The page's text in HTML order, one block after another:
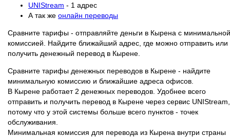
UNIStream - 1 адрес
А так же онлайн переводы
Сравните тарифы - отправляйте деньги в Кырена с минимальной
комиссией. Найдите ближайший адрес, где можно отправить или
получить денежный перевод в Кырене.
Сравните тарифы денежных переводов в Кырене - найдите
минимальную комиссию и ближайшие адреса офисов.
В Кырене работает 2 денежных переводов. Удобнее всего
отправить и получить перевод в Кырене через сервис UNIStream,
потому что у этой системы больше всего пунктов - точек
обслуживания.
Минимальная комиссия для перевода из Кырена внутри страны